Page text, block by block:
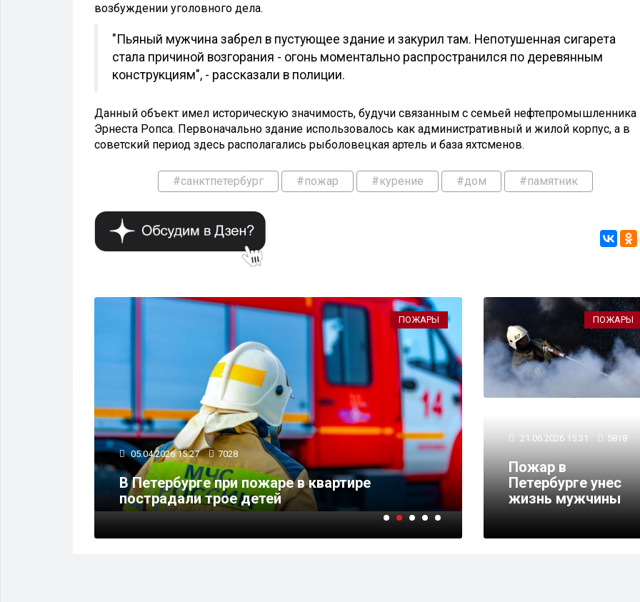
возбуждении уголовного дела.
"Пьяный мужчина забрел в пустующее здание и закурил там. Непотушенная сигарета
стала причиной возгорания - огонь моментально распространился по деревянным
конструкциям", - рассказали в полиции.
Данный объект имел историческую значимость, будучи связанным с семьей нефтепромышленника
Эрнеста Ропса. Первоначально здание использовалось как административный и жилой корпус, а в
советский период здесь располагались рыболовецкая артель и база яхтсменов.
#санктпетербург #пожар #курение #дом #памятник
ПОЖАРЫ
05.04.2026 15:27 7028
В Петербурге при пожаре в квартире
пострадали трое детей
Петербуржцу грозит
поджог пригородного
ПОЖАРЫ
21.06.2026 15:31 5818
Пожар в
Петербурге унес
жизнь мужчины